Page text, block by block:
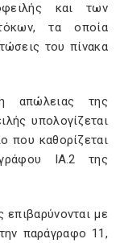
και των
τα οποία
του πίνακα
απώλειας της
υπολογίζεται
που καθορίζεται
ΙΑ.2 της
με
παράγραφο 11,